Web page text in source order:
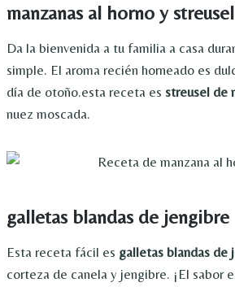
manzanas al horno y streusel
Da la bienvenida a tu familia a casa
simple. El aroma recién horneado es
día de otoño.esta receta es streusel de
nuez moscada.
galletas blandas de jengibre
Esta receta fácil es galletas blandas de
corteza de canela y jengibre. ¡El sabor